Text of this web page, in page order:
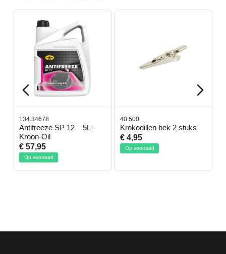
134.34678
Antifreeze SP 12 – 5L –
Kroon-Oil
€ 57,95
Op voorraad
40.500
Krokodillen bek 2 stuks
€ 4,95
Op voorraad